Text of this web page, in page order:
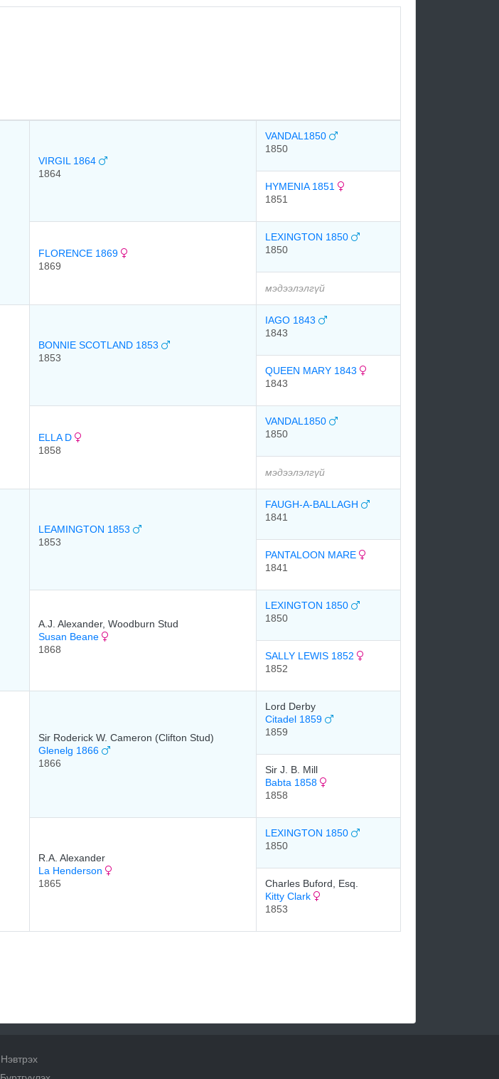
VIRGIL 1864
1864
VANDAL1850
1850
HYMENIA 1851
1851
FLORENCE 1869
1869
LEXINGTON 1850
1850
мэдээлэлгүй
BONNIE SCOTLAND 1853
1853
IAGO 1843
1843
QUEEN MARY 1843
1843
ELLA D
1858
VANDAL1850
1850
мэдээлэлгүй
LEAMINGTON 1853
1853
FAUGH-A-BALLAGH
1841
PANTALOON MARE
1841
A.J. Alexander, Woodburn Stud
Susan Beane
1868
LEXINGTON 1850
1850
SALLY LEWIS 1852
1852
Sir Roderick W. Cameron (Clifton Stud)
Glenelg 1866
1866
Lord Derby
Citadel 1859
1859
Sir J. B. Mill
Babta 1858
1858
R.A. Alexander
La Henderson
1865
LEXINGTON 1850
1850
Charles Buford, Esq.
Kitty Clark
1853
Нэвтрэх